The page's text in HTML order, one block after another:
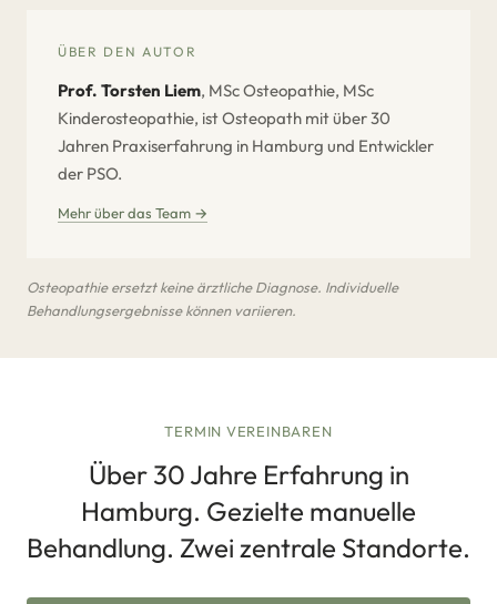
ÜBER DEN AUTOR
Prof. Torsten Liem, MSc Osteopathie, MSc
Kinderosteopathie, ist Osteopath mit über 30
Jahren Praxiserfahrung in Hamburg und Entwickler
der PSO.
Mehr über das Team →
Osteopathie ersetzt keine ärztliche Diagnose. Individuelle
Behandlungsergebnisse können variieren.
TERMIN VEREINBAREN
Über 30 Jahre Erfahrung in
Hamburg. Gezielte manuelle
Behandlung. Zwei zentrale Standorte.